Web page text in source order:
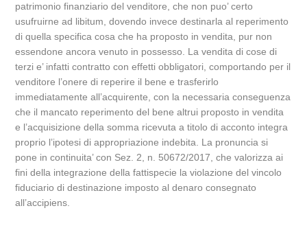
patrimonio finanziario del venditore, che non puo’ certo
usufruirne ad libitum, dovendo invece destinarla al reperimento
di quella specifica cosa che ha proposto in vendita, pur non
essendone ancora venuto in possesso. La vendita di cose di
terzi e’ infatti contratto con effetti obbligatori, comportando per il
venditore l’onere di reperire il bene e trasferirlo
immediatamente all’acquirente, con la necessaria conseguenza
che il mancato reperimento del bene altrui proposto in vendita
e l’acquisizione della somma ricevuta a titolo di acconto integra
proprio l’ipotesi di appropriazione indebita. La pronuncia si
pone in continuita’ con Sez. 2, n. 50672/2017, che valorizza ai
fini della integrazione della fattispecie la violazione del vincolo
fiduciario di destinazione imposto al denaro consegnato
all’accipiens.